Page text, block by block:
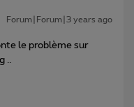
Forum|Forum|3 years ago
le problème sur
..